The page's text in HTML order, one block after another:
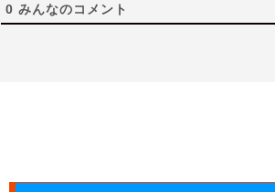
0 みんなのコメント